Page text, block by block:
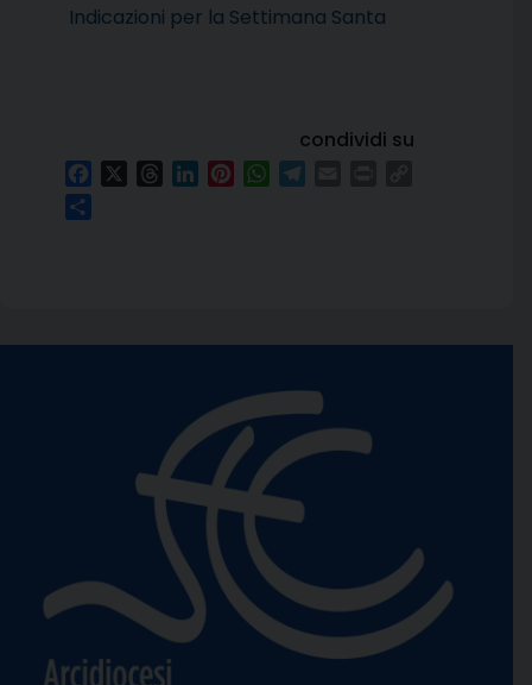
Indicazioni per la Settimana Santa
condividi su
FacebookThreadsLinkedInPinterestWhatsApp